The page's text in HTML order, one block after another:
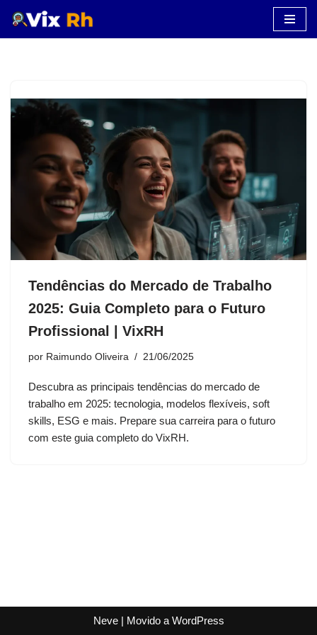
Pular
Tendências do Mercado de Trabalho
2025: Guia Completo para o Futuro
Profissional | VixRH
por Raimundo Oliveira 21/06/2025
Descubra as principais tendências do mercado de
trabalho em 2025: tecnologia, modelos flexíveis, soft
skills, ESG e mais. Prepare sua carreira para o futuro
com este guia completo do VixRH.
Neve| Movido a WordPress